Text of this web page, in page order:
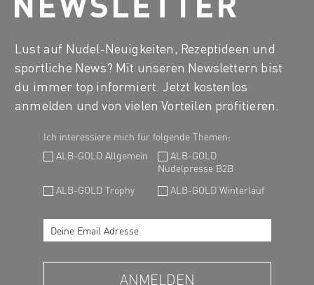
Gefrierschrank.
Lust auf Nudel-Neuigkeiten, Rezeptideen und
sportliche News? Mit unseren Newslettern bist
du immer top informiert. Jetzt kostenlos
anmelden und von vielen Vorteilen profitieren.